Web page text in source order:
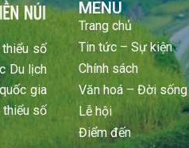
số
Du lịch
gia
số
MENU
Trang chủ
Tin tức – Sự kiện
Chính sách
Văn hoá – Đời sống
Lễ hội
Điểm đến